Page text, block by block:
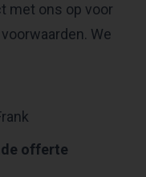
met ons op voor
We
offerte